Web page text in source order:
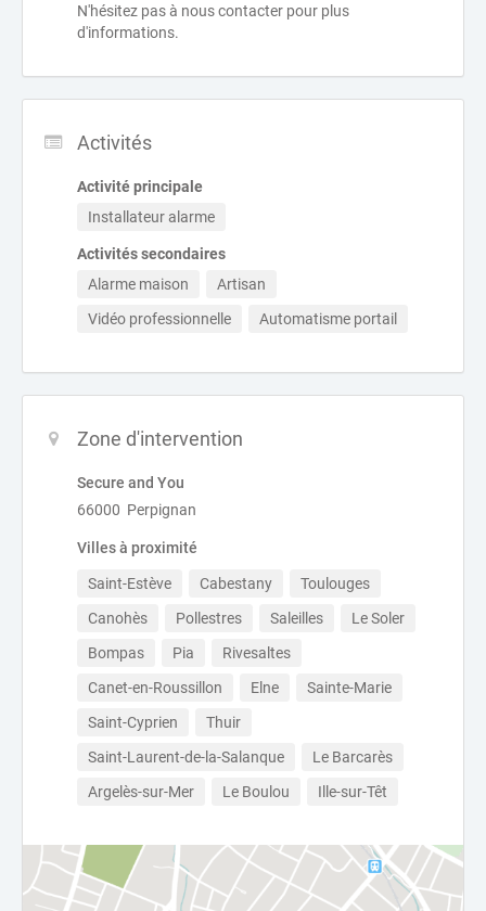
N'hésitez pas à nous contacter pour plus
d'informations.
Activités
Activité principale
Installateur alarme
Activités secondaires
Alarme maison
Artisan
Vidéo professionnelle
Automatisme portail
Zone d'intervention
Secure and You
66000 Perpignan
Villes à proximité
Saint-Estève Cabestany
Toulouges
Canohès
Pollestres Saleilles
Le Soler
Bompas
Pia
Rivesaltes
Canet-en-Roussillon
Elne
Sainte-Marie
Saint-Cyprien
Thuir
Saint-Laurent-de-la-Salanque
Le Barcarès
Argelès-sur-Mer
Le Boulou Ille-sur-Têt